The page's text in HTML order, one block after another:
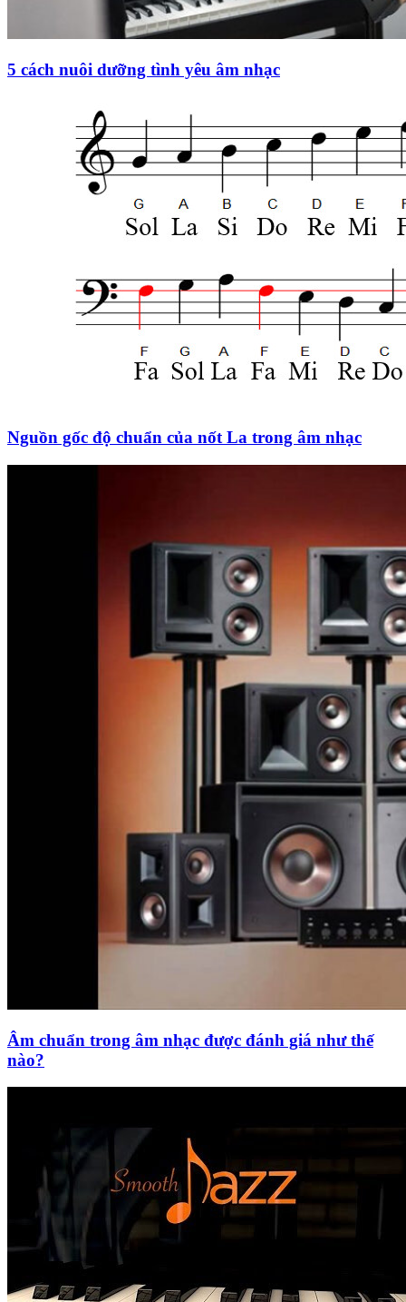
5 cách nuôi dưỡng tình yêu âm nhạc
Nguồn gốc độ chuẩn của nốt La trong âm nhạc
Âm chuẩn trong âm nhạc được đánh giá như thế
nào?